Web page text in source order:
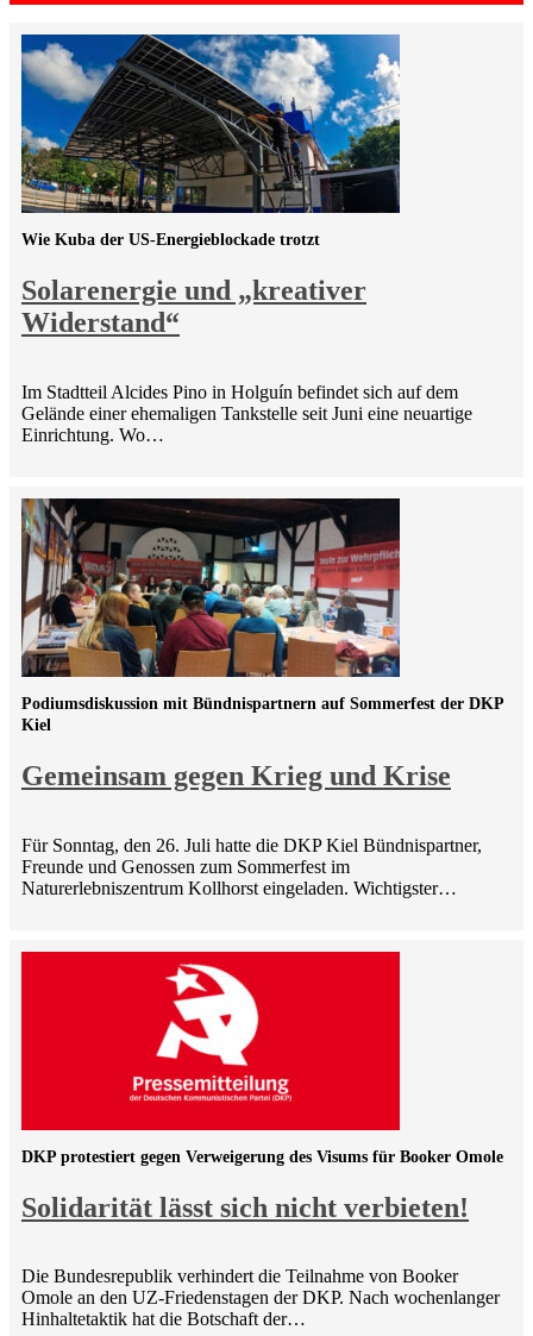
Solarenergie und „kreativer
Widerstand“
Wie Kuba der US-Energieblockade trotzt
Im Stadtteil Alcides Pino in Holguín befindet sich auf dem
Gelände einer ehemaligen Tankstelle seit Juni eine neuartige
Einrichtung. Wo…
Gemeinsam gegen Krieg und Krise
Podiumsdiskussion mit Bündnispartnern auf Sommerfest der DKP
Kiel
Für Sonntag, den 26. Juli hatte die DKP Kiel Bündnispartner,
Freunde und Genossen zum Sommerfest im
Naturerlebniszentrum Kollhorst eingeladen. Wichtigster…
Solidarität lässt sich nicht verbieten!
DKP protestiert gegen Verweigerung des Visums für Booker Omole
Die Bundesrepublik verhindert die Teilnahme von Booker
Omole an den UZ-Friedenstagen der DKP. Nach wochenlanger
Hinhaltetaktik hat die Botschaft der…